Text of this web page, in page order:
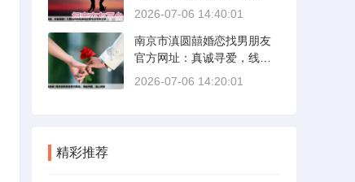
分析
2026-07-06 14:40:01
南京市滇圆囍婚恋找男朋友
官方网址：真诚寻爱，线上
启航
2026-07-06 14:20:01
精彩推荐